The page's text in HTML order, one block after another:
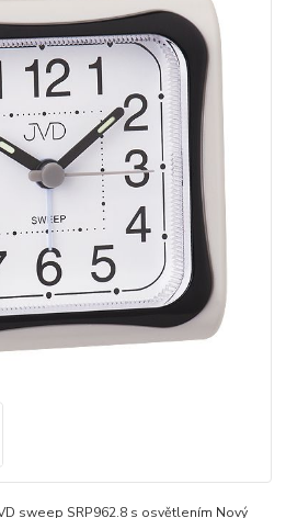
sweep SRP962.8 s osvětlením Nový